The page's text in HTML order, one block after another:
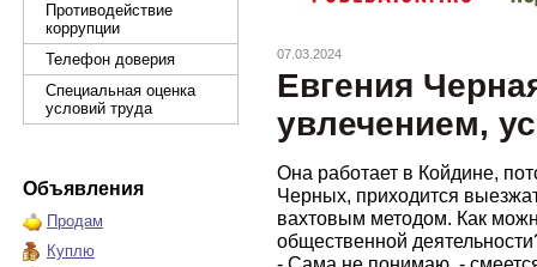
Противодействие
коррупции
Телефон доверия
Специальная оценка
условий труда
Объявления
Продам
Куплю
07.03.2024
Евгения
увлечением,
Она работает в Койдине,
Черных, приходится
вахтовым методом. Как
общественной